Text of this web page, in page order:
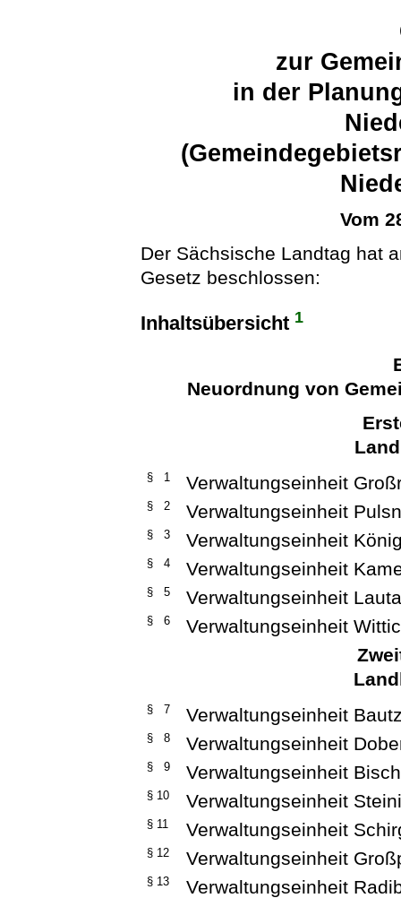
zur
in der
Vom
Der Sächsische Landtag hat
Gesetz beschlossen:
Inhaltsübersicht 1
Neuordnung von
§ 1 Verwaltungseinheit
§ 2 Verwaltungseinheit
§ 3 Verwaltungseinheit
§ 4 Verwaltungseinheit
§ 5 Verwaltungseinheit
§ 6
Verwaltungseinheit
§ 7 Verwaltungseinheit
§ 8 Verwaltungseinheit
§ 9 Verwaltungseinheit
§ 10 Verwaltungseinheit
§ 11 Verwaltungseinheit
§ 12 Verwaltungseinheit
§ 13 Verwaltungseinheit